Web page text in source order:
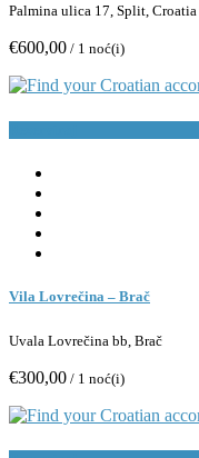
Palmina ulica 17, Split, Croatia
€600,00 / 1 noć(i)
Vila Lovrečina – Brač
Uvala Lovrečina bb, Brač
€300,00 / 1 noć(i)